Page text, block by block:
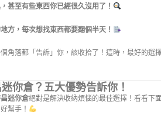
甚至有些東西你已經很久沒用了！
方，每次想找東西都要翻個半天！
角落都「告訴」你，該收拾了！這時，最好的選
你倉？五大優勢告訴你！
迷你倉絕對是解決收納煩惱的最佳選擇！看看下
幫手！